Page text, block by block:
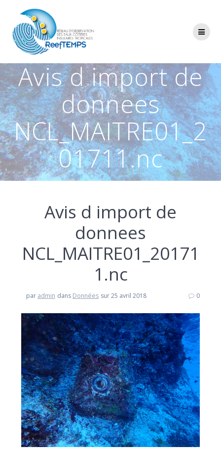
Avis d import de
donnees
NCL_MAITRE01_2
01711.nc
Avis d import de
donnees
NCL_MAITRE01_20171
1.nc
par admin dans Données sur 25 avril 2018 0